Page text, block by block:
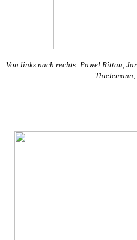
Von links nach rechts: Pawel Rittau,